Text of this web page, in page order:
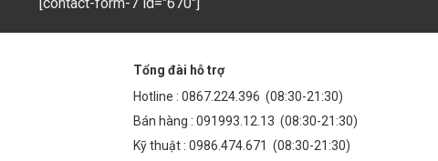
Tổng đài hỗ trợ
Hotline : 0867.224.396 (08:30-21:30)
Bán hàng : 091993.12.13 (08:30-21:30)
Kỹ thuật : 0986.474.671 (08:30-21:30)